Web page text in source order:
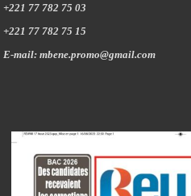
+221 77 782 75 03
+221 77 782 75 15
E-mail: mbene.promo@gmail.com